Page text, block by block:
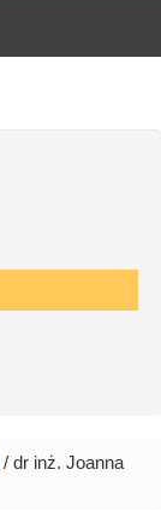
/ dr inż. Joanna